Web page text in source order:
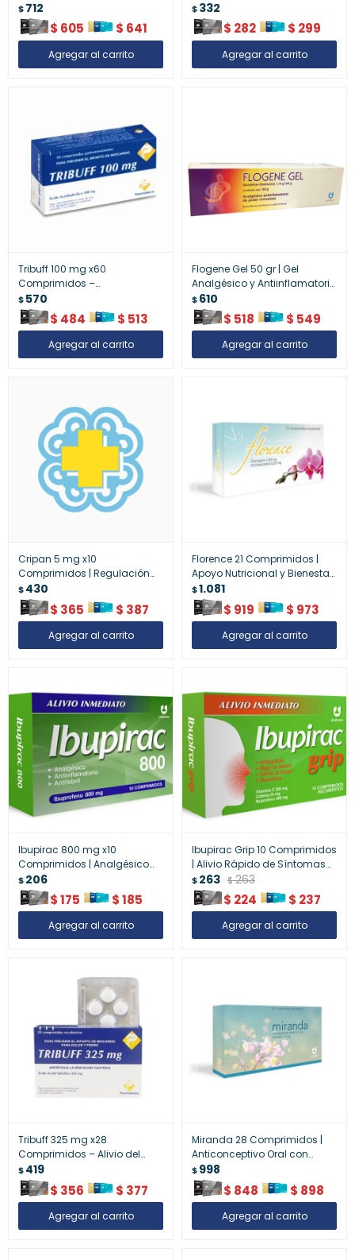
Efectivo
$712
$ 605 $ 641
de Acción Rápida
$332
$ 282 $ 299
Tribuff 100 mg x60
Comprimidos –
Antiinflamatorio de Uso Diario
$570
$ 484 $ 513
Flogene Gel 50 gr | Gel
Analgésico y Antiinflamatorio
de Uso Tópico
$610
$ 518 $ 549
Cripan 5 mg x10
Comprimidos | Regulación
de Presión Arterial
$430
$ 365 $ 387
Florence 21 Comprimidos |
Apoyo Nutricional y Bienestar
General
$1.081
$ 919 $ 973
Ibupirac 800 mg x10
Comprimidos | Analgésico
Potente para Dolores Intensos
$206
$175 $185
Ibupirac Grip 10 Comprimidos
| Alivio Rápido de Síntomas
de Gripe
$263 $263
$ 224 $ 237
Tribuff 325 mg x28
Comprimidos – Alivio del
Dolor y la Fiebre
$419
$ 356 $ 377
Miranda 28 Comprimidos |
Anticonceptivo Oral con
Regulación Hormonal
$998
$ 848 $ 898